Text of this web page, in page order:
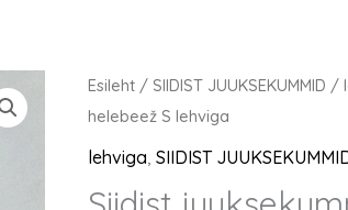
Esileht / SIIDIST JUUKSEKUMMID /
helebeež S lehviga
lehviga,SIIDIST